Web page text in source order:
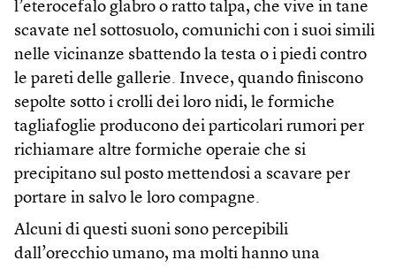
l’eterocefalo glabro o ratto talpa, che vive in tane
scavate nel sottosuolo, comunichi con i suoi simili
nelle vicinanze sbattendo la testa o i piedi contro
le pareti delle gallerie. Invece, quando finiscono
sepolte sotto i crolli dei loro nidi, le formiche
tagliafoglie producono dei particolari rumori per
richiamare altre formiche operaie che si
precipitano sul posto mettendosi a scavare per
portare in salvo le loro compagne.
Alcuni di questi suoni sono percepibili
dall’orecchio umano, ma molti hanno una